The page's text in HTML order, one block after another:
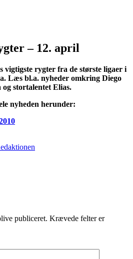
– 12. april
vigtigste rygter fra de største ligaer i
Læs bl.a. nyheder omkring Diego
og stortalentet Elias.
nyheden herunder:
publiceret. Krævede felter er